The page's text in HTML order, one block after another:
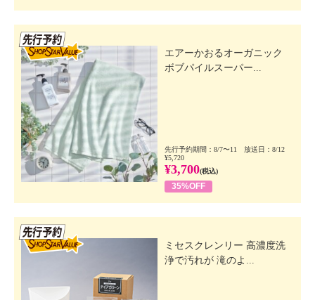
エアーかおるオーガニック
ボブパイルスーパー...
先行予約期間：8/7〜11 放送日：8/12
¥5,720
¥3,700(税込)
35%OFF
ミセスクレンリー 高濃度洗
浄で汚れが 滝のよ...